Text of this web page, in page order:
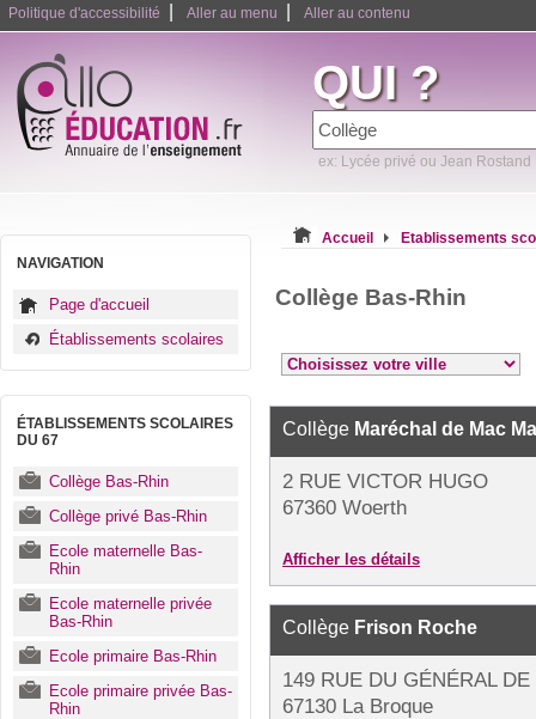
Politique d'accessibilité Aller au menu Aller au contenu
QUI ?
ex: Lycée privé ou Jean Rostand
NAVIGATION
Page d'accueil
Établissements scolaires
ÉTABLISSEMENTS SCOLAIRES
DU 67
Collège Bas-Rhin
Collège privé Bas-Rhin
Ecole maternelle Bas-
Rhin
Ecole maternelle privée
Bas-Rhin
Ecole primaire Bas-Rhin
Ecole primaire privée Bas-
Rhin
Accueil Etablissements
Collège Bas-Rhin
Collège Maréchal de Mac
2 RUE VICTOR HUGO
67360 Woerth
Afficher les détails
Collège Frison Roche
149 RUE DU GÉNÉRAL DE
67130 La Broque